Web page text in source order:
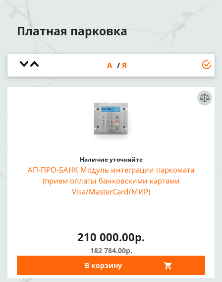
Платная парковка
А Я
Наличие уточняйте
АП-ПРО-БАНК Модуль интеграции паркомата
(прием оплаты банковскими картами
Visa/MasterCard/МИР)
210 000.00р.
182 784.00р.
В корзину